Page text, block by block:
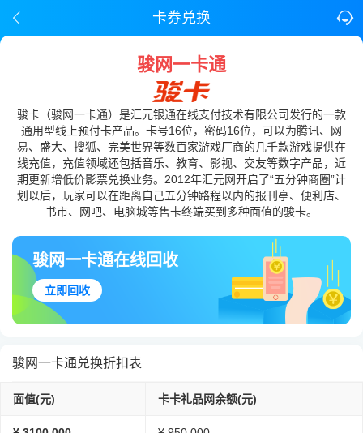
卡券兑换
骏网一卡通
骏卡（骏网一卡通）是汇元银通在线支付技术有限公司发行的一款
通用型线上预付卡产品。卡号16位，密码16位，可以为腾讯、网
易、盛大、搜狐、完美世界等数百家游戏厂商的几千款游戏提供在
线充值，充值领域还包括音乐、教育、影视、交友等数字产品，近
期更新增低价影票兑换业务。2012年汇元网开启了“五分钟商圈”计
划以后，玩家可以在距离自己五分钟路程以内的报刊亭、便利店、
书市、网吧、电脑城等售卡终端买到多种面值的骏卡。
骏网一卡通在线回收
立即回收
骏网一卡通兑换折扣表
面值(元) 卡卡礼品网余额(元)